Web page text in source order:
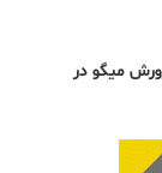
میگو در